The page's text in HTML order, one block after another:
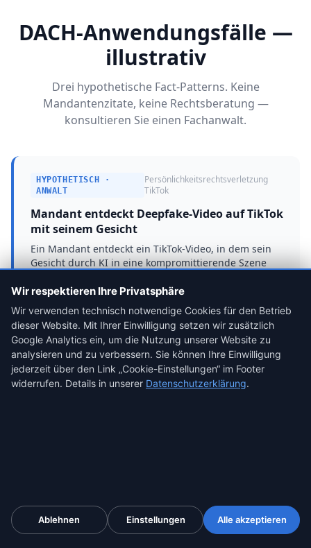
DACH-Anwendungsfälle —
illustrativ
Drei hypothetische Fact-Patterns. Keine
Mandantenzitate, keine Rechtsberatung —
konsultieren Sie einen Fachanwalt.
HYPOTHETISCH ·
ANWALT
Persönlichkeitsrechtsverletzung
TikTok
Mandant entdeckt Deepfake-Video auf TikTok
mit seinem Gesicht
Ein Mandant entdeckt ein TikTok-Video, in dem sein
Gesicht durch KI in eine kompromittierende Szene
einstweilige Verfügung läuft.
ProofSnap-Workflow:Chrome-Erweiterung
installieren, Video SnapPack ×1 (24,99 €) auf
Firmenkreditkarte kaufen, TikTok-Video öffnen,
Aufnahme starten. Nach 90 Sekunden 14-teiliges
forensisches ZIP mit video.mp4 + Provenance
Certificate + qualifiziertem eIDAS-Zeitstempel.
DSA-Beschwerde wegen Twitch-Stream eines
Markenbotschafters
Video sichern — ab 24,99 €
Wir respektieren Ihre Privatsphäre
Wir verwenden technisch notwendige Cookies für den Betrieb
dieser Website. Mit Ihrer Einwilligung setzen wir zusätzlich
Google Analytics ein, um die Nutzung unserer Website zu
analysieren und zu verbessern. Sie können Ihre Einwilligung
jederzeit über den Link „Cookie-Einstellungen“ im Footer
widerrufen. Details in unserer Datenschutzerklärung.
Ablehnen Einstellungen Alle akzeptieren